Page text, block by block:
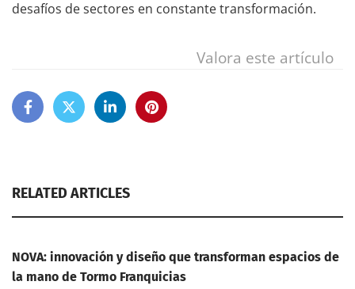
desafíos de sectores en constante transformación.
Valora este artículo
RELATED ARTICLES
NOVA: innovación y diseño que transforman espacios de
la mano de Tormo Franquicias